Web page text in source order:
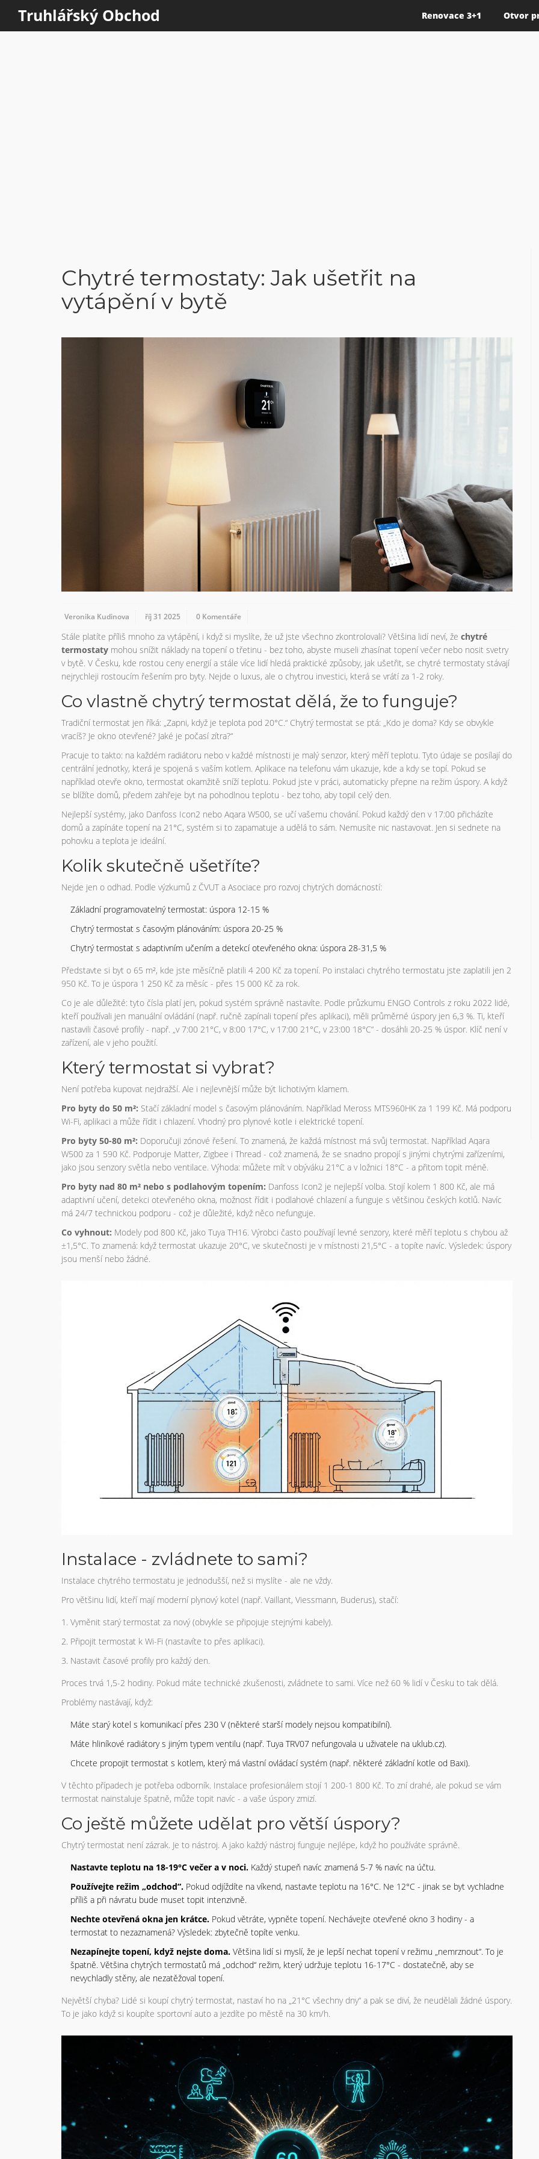
Truhlářský Obchod Renovace 3+1 Otvor
Chytré termostaty: Jak ušetřit na
vytápění v bytě
Veronika Kudinova říj 31 2025 0 Komentáře
Stále platíte příliš mnoho za vytápění, i když si myslíte, že už jste všechno zkontrolovali? Většina lidí neví, že chytré
termostaty mohou snížit náklady na topení o třetinu - bez toho, abyste museli zhasínat topení večer nebo nosit svetry
v bytě. V Česku, kde rostou ceny energií a stále více lidí hledá praktické způsoby, jak ušetřit, se chytré termostaty stávají
nejrychleji rostoucím řešením pro byty. Nejde o luxus, ale o chytrou investici, která se vrátí za 1-2 roky.
Co vlastně chytrý termostat dělá, že to funguje?
Tradiční termostat jen říká: „Zapni, když je teplota pod 20°C.“ Chytrý termostat se ptá: „Kdo je doma? Kdy se obvykle
vracíš? Je okno otevřené? Jaké je počasí zítra?“
Pracuje to takto: na každém radiátoru nebo v každé místnosti je malý senzor, který měří teplotu. Tyto údaje se posílají do
centrální jednotky, která je spojená s vaším kotlem. Aplikace na telefonu vám ukazuje, kde a kdy se topí. Pokud se
například otevře okno, termostat okamžitě sníží teplotu. Pokud jste v práci, automaticky přepne na režim úspory. A když
se blížíte domů, předem zahřeje byt na pohodlnou teplotu - bez toho, aby topil celý den.
Nejlepší systémy, jako Danfoss Icon2 nebo Aqara W500, se učí vašemu chování. Pokud každý den v 17:00 přicházíte
domů a zapínáte topení na 21°C, systém si to zapamatuje a udělá to sám. Nemusíte nic nastavovat. Jen si sednete na
pohovku a teplota je ideální.
Kolik skutečně ušetříte?
Nejde jen o odhad. Podle výzkumů z ČVUT a Asociace pro rozvoj chytrých domácností:
Základní programovatelný termostat: úspora 12-15 %
Chytrý termostat s časovým plánováním: úspora 20-25 %
Chytrý termostat s adaptivním učením a detekcí otevřeného okna: úspora 28-31,5 %
Představte si byt o 65 m², kde jste měsíčně platili 4 200 Kč za topení. Po instalaci chytrého termostatu jste zaplatili jen 2
950 Kč. To je úspora 1 250 Kč za měsíc - přes 15 000 Kč za rok.
Co je ale důležité: tyto čísla platí jen, pokud systém správně nastavíte. Podle průzkumu ENGO Controls z roku 2022 lidé,
kteří používali jen manuální ovládání (např. ručně zapínali topení přes aplikaci), měli průměrné úspory jen 6,3 %. Ti, kteří
nastavili časové profily - např. „v 7:00 21°C, v 8:00 17°C, v 17:00 21°C, v 23:00 18°C“ - dosáhli 20-25 % úspor. Klíč není v
zařízení, ale v jeho použití.
Který termostat si vybrat?
Není potřeba kupovat nejdražší. Ale i nejlevnější může být lichotivým klamem.
Pro byty do 50 m²: Stačí základní model s časovým plánováním. Například Meross MTS960HK za 1 199 Kč. Má podporu
Wi-Fi, aplikaci a může řídit i chlazení. Vhodný pro plynové kotle i elektrické topení.
Pro byty 50-80 m²: Doporučuji zónové řešení. To znamená, že každá místnost má svůj termostat. Například Aqara
W500 za 1 590 Kč. Podporuje Matter, Zigbee i Thread - což znamená, že se snadno propojí s jinými chytrými zařízeními,
jako jsou senzory světla nebo ventilace. Výhoda: můžete mít v obýváku 21°C a v ložnici 18°C - a přitom topit méně.
Pro byty nad 80 m² nebo s podlahovým topením: Danfoss Icon2 je nejlepší volba. Stojí kolem 1 800 Kč, ale má
adaptivní učení, detekci otevřeného okna, možnost řídit i podlahové chlazení a funguje s většinou českých kotlů. Navíc
má 24/7 technickou podporu - což je důležité, když něco nefunguje.
Co vyhnout: Modely pod 800 Kč, jako Tuya TH16. Výrobci často používají levné senzory, které měří teplotu s chybou až
±1,5°C. To znamená: když termostat ukazuje 20°C, ve skutečnosti je v místnosti 21,5°C - a topíte navíc. Výsledek: úspory
jsou menší nebo žádné.
Instalace - zvládnete to sami?
Instalace chytrého termostatu je jednodušší, než si myslíte - ale ne vždy.
Pro většinu lidí, kteří mají moderní plynový kotel (např. Vaillant, Viessmann, Buderus), stačí:
Vyměnit starý termostat za nový (obvykle se připojuje stejnými kabely).
Připojit termostat k Wi-Fi (nastavíte to přes aplikaci).
Nastavit časové profily pro každý den.
Proces trvá 1,5-2 hodiny. Pokud máte technické zkušenosti, zvládnete to sami. Více než 60 % lidí v Česku to tak dělá.
Problémy nastávají, když:
Máte starý kotel s komunikací přes 230 V (některé starší modely nejsou kompatibilní).
Máte hliníkové radiátory s jiným typem ventilu (např. Tuya TRV07 nefungovala u uživatele na uklub.cz).
Chcete propojit termostat s kotlem, který má vlastní ovládací systém (např. některé základní kotle od Baxi).
V těchto případech je potřeba odborník. Instalace profesionálem stojí 1 200-1 800 Kč. To zní drahé, ale pokud se vám
termostat nainstaluje špatně, může topit navíc - a vaše úspory zmizí.
Co ještě můžete udělat pro větší úspory?
Chytrý termostat není zázrak. Je to nástroj. A jako každý nástroj funguje nejlépe, když ho používáte správně.
Nastavte teplotu na 18-19°C večer a v noci. Každý stupeň navíc znamená 5-7 % navíc na účtu.
Používejte režim „odchod“. Pokud odjíždíte na víkend, nastavte teplotu na 16°C. Ne 12°C - jinak se byt vychladne
příliš a při návratu bude muset topit intenzivně.
Nechte otevřená okna jen krátce. Pokud větráte, vypněte topení. Nechávejte otevřené okno 3 hodiny - a
termostat to nezaznamená? Výsledek: zbytečně topíte venku.
Nezapínejte topení, když nejste doma. Většina lidí si myslí, že je lepší nechat topení v režimu „nemrznout“. To je
špatně. Většina chytrých termostatů má „odchod“ režim, který udržuje teplotu 16-17°C - dostatečně, aby se
nevychladly stěny, ale nezatěžoval topení.
Největší chyba? Lidé si koupí chytrý termostat, nastaví ho na „21°C všechny dny“ a pak se diví, že neudělali žádné úspory.
To je jako když si koupíte sportovní auto a jezdíte po městě na 30 km/h.